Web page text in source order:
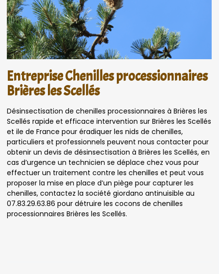
Entreprise Chenilles processionnaires
Brières les Scellés
Désinsectisation de chenilles processionnaires à Brières les
Scellés rapide et efficace intervention sur Brières les Scellés
et ile de France pour éradiquer les nids de chenilles,
particuliers et professionnels peuvent nous contacter pour
obtenir un devis de désinsectisation à Brières les Scellés, en
cas d’urgence un technicien se déplace chez vous pour
effectuer un traitement contre les chenilles et peut vous
proposer la mise en place d’un piège pour capturer les
chenilles, contactez la société giordano antinuisible au
07.83.29.63.86 pour détruire les cocons de chenilles
processionnaires Brières les Scellés.